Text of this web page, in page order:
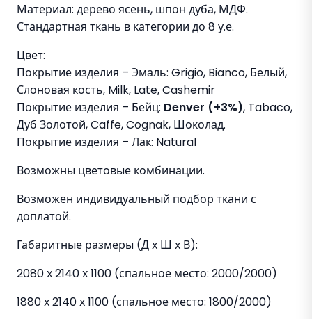
Материал: дерево ясень, шпон дуба, МДФ.
Стандартная ткань в категории до 8 у.е.
Цвет:
Покрытие изделия – Эмаль: Grigio, Bianco, Белый,
Слоновая кость, Milk, Late, Cashemir
Покрытие изделия – Бейц: Denver (+3%), Tabaco,
Дуб Золотой, Caffe, Cognak, Шоколад.
Покрытие изделия – Лак: Natural
Возможны цветовые комбинации.
Возможен индивидуальный подбор ткани с
доплатой.
Габаритные размеры (Д х Ш х В):
2080 х 2140 х 1100 (спальное место: 2000/2000)
1880 х 2140 х 1100 (спальное место: 1800/2000)